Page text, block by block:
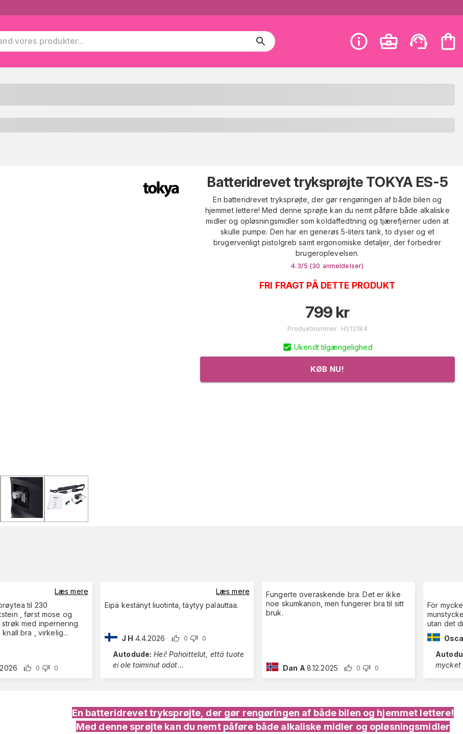
Batteridrevet tryksprøjte TOKYA ES-5
En batteridrevet tryksprøjte, der gør rengøringen af både bilen og
hjemmet lettere! Med denne sprøjte kan du nemt påføre både alkaliske
midler og opløsningsmidler som koldaffedtning og tjærefjerner uden at
skulle pumpe. Den har en generøs 5-liters tank, to dyser og et
brugervenligt pistolgreb samt ergonomiske detaljer, der forbedrer
brugeroplevelsen.
4.3/5 (30 anmeldelser)
FRI FRAGT PÅ DETTE PRODUKT
799 kr
Produktnummer: HS12184
Ukendt tilgængelighed
KØB NU!
Læs mere
med inpernering
knall bra , virkelig...
0 0
Læs mere
Eipä kestänyt liuotinta, täytyy palauttaa.
J H 4.4.2026 0 0
Autodude: Hei! Pahoittelut, että tuote
ei ole toiminut odot...
Fungerte overaskende bra. Det er ikke
noe skumkanon, men fungerer bra til sitt
bruk.
Dan A 8.12.2025 0 0
För
utan det
En batteridrevet tryksprøjte, der gør rengøringen af både bilen og hjemmet lettere!
Med denne sprøjte kan du nemt påføre både alkaliske midler og opløsningsmidler